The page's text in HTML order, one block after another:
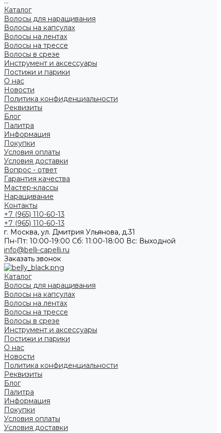
Каталог
Волосы для наращивания
Волосы на капсулах
Волосы на лентах
Волосы на трессе
Волосы в срезе
Инструмент и аксессуары
Постижи и парики
О нас
Новости
Политика конфиденциальности
Реквизиты
Блог
Палитра
Информация
Покупки
Условия оплаты
Условия доставки
Вопрос - ответ
Гарантия качества
Мастер-классы
Наращивание
Контакты
+7 (965) 110-60-13
+7 (965) 110-60-13
г. Москва, ул. Дмитрия Ульянова, д.31
Пн-Пт: 10:00-19:00 Cб: 11:00-18:00 Вс: Выходной
info@belli-capelli.ru
Заказать звонок
Каталог
Волосы для наращивания
Волосы на капсулах
Волосы на лентах
Волосы на трессе
Волосы в срезе
Инструмент и аксессуары
Постижи и парики
О нас
Новости
Политика конфиденциальности
Реквизиты
Блог
Палитра
Информация
Покупки
Условия оплаты
Условия доставки